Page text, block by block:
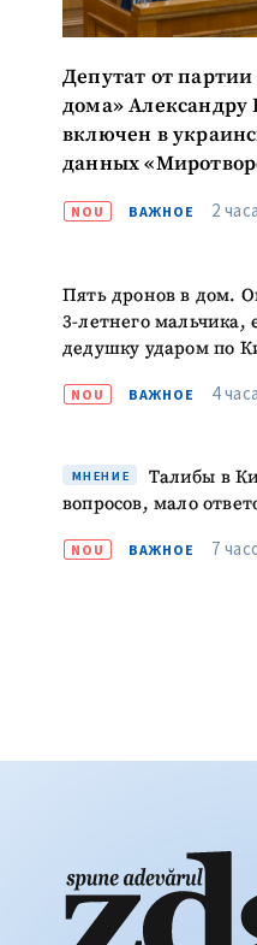
Депутат от
дома»
включен в
данных
NOU ВАЖНОЕ 2
Пять дронов в дом.
3-летнего мальчика,
дедушку ударом по
NOU ВАЖНОЕ 4
МНЕНИЕ
Талибы в
вопросов, мало
NOU ВАЖНОЕ 7